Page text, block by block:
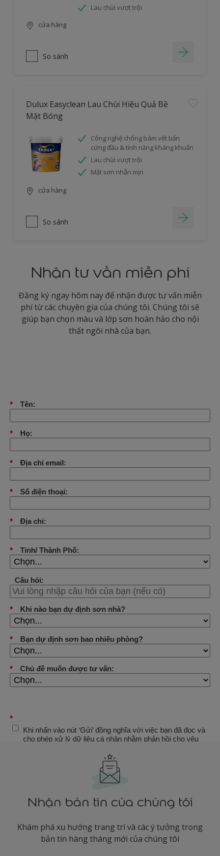
Lau chùi vượt trội
cửa hàng
So sánh
Dulux Easyclean Lau Chùi Hiệu Quả Bề
Mặt Bóng
Công nghệ chống bám vết bẩn
cứng đầu & tính năng kháng khuẩn
Lau chùi vượt trội
Mặt sơn nhẵn mịn
cửa hàng
So sánh
Nhận tư vấn miễn phí
Đăng ký ngay hôm nay để nhận được tư vấn miễn
phí từ các chuyên gia của chúng tôi. Chúng tôi sẽ
giúp bạn chọn màu và lớp sơn hoàn hảo cho nội
thất ngôi nhà của bạn.
Nhận bản tin của chúng tôi
Khám phá xu hướng trang trí và các ý tưởng trong
bản tin hàng tháng mới của chúng tôi